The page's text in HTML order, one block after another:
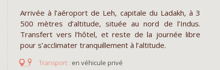
Arrivée à l’aéroport de Leh, capitale du Ladakh, à 3
500 mètres d’altitude, située au nord de l’Indus.
Transfert vers l’hôtel, et reste de la journée libre
pour s’acclimater tranquillement à l’altitude.
en véhicule privé